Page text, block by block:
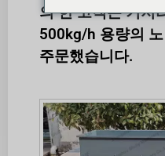
의 한 고객은 거저
500kg/h 용량의
주문했습니다.